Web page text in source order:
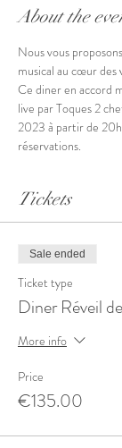
About the
Nous vous
musical au cœur des
Ce diner en accord
live par Toques 2
2023 à partir de
réservations.
Tickets
Sale ended
Ticket type
Diner Réveil
More info
Price
€135.00